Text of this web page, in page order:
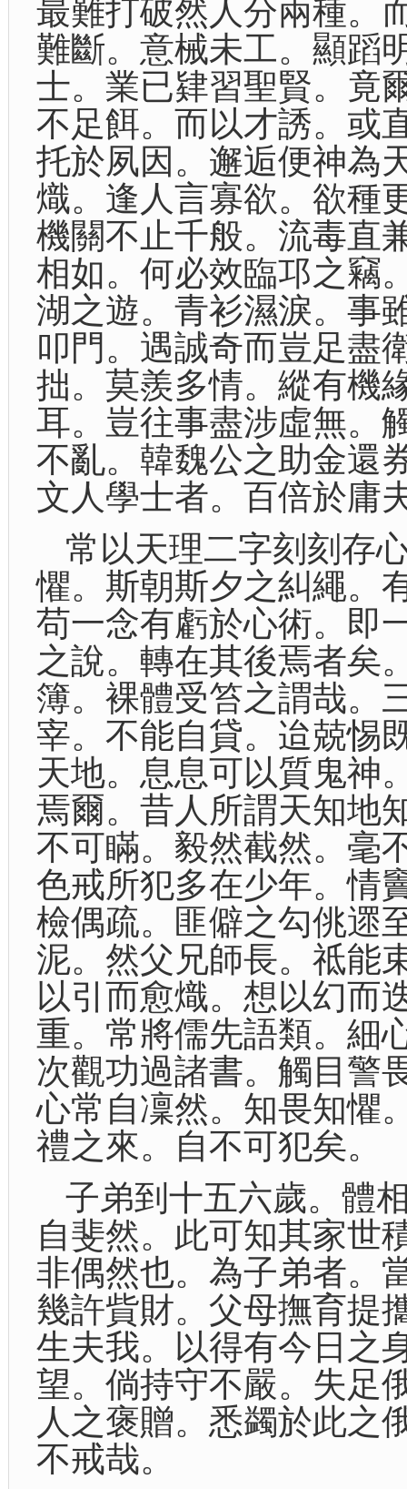
最難打破然人分兩種。
難斷。意械未工。顯蹈
士。業已肄習聖賢。竟
不足餌。而以才誘。或
托於夙因。邂逅便神為
熾。逢人言寡欲。欲種
機關不止千般。流毒直
相如。何必效臨邛之竊
湖之遊。青衫濕淚。事
叩門。遇誠奇而豈足盡
拙。莫羨多情。縱有機
耳。豈往事盡涉虛無。
不亂。韓魏公之助金還
文人學士者。百倍於庸
常以天理二字刻刻存
懼。斯朝斯夕之糾繩。
苟一念有虧於心術。即
之說。轉在其後焉者矣
簿。裸體受笞之謂哉。
宰。不能自貸。迨兢惕
天地。息息可以質鬼神
焉爾。昔人所謂天知地
不可瞞。毅然截然。毫
色戒所犯多在少年。情
檢偶疏。匪僻之勾佻遝
泥。然父兄師長。祗能
以引而愈熾。想以幻而
重。常將儒先語類。
次觀功過諸書。觸目警
心常自凜然。知畏知懼
禮之來。自不可犯矣。
子弟到十五六歲。體
自斐然。此可知其家世
非偶然也。為子弟者。
幾許貲財。父母撫育提
生夫我。以得有今日之
望。倘持守不嚴。失足
人之褒贈。悉蠲於此之
不戒哉。